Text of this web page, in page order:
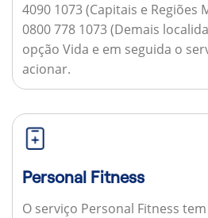
4090 1073 (Capitais e
0800 778 1073 (Demais
opção Vida e em seguida o
acionar.
Personal Fitness
O serviço Personal Fitness